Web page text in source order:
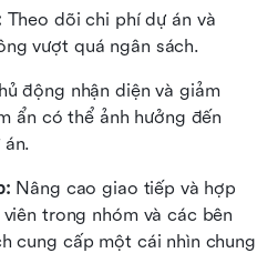
Theo dõi chi phí dự án và
vượt quá ngân sách.
động nhận diện và giảm
ẩn có thể ảnh hưởng đến
Nâng cao giao tiếp và hợp
trong nhóm và các bên
cung cấp một cái nhìn chung